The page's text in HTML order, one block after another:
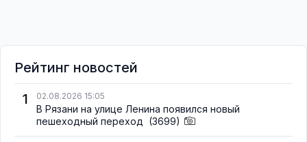
Рейтинг новостей
1
02.08.2026 15:05
В Рязани на улице Ленина появился новый
пешеходный переход (3699)